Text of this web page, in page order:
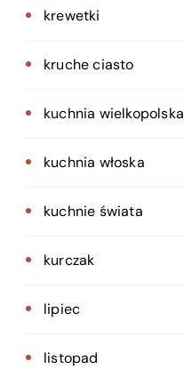
krewetki
kruche ciasto
kuchnia wielkopolska
kuchnia włoska
kuchnie świata
kurczak
lipiec
listopad